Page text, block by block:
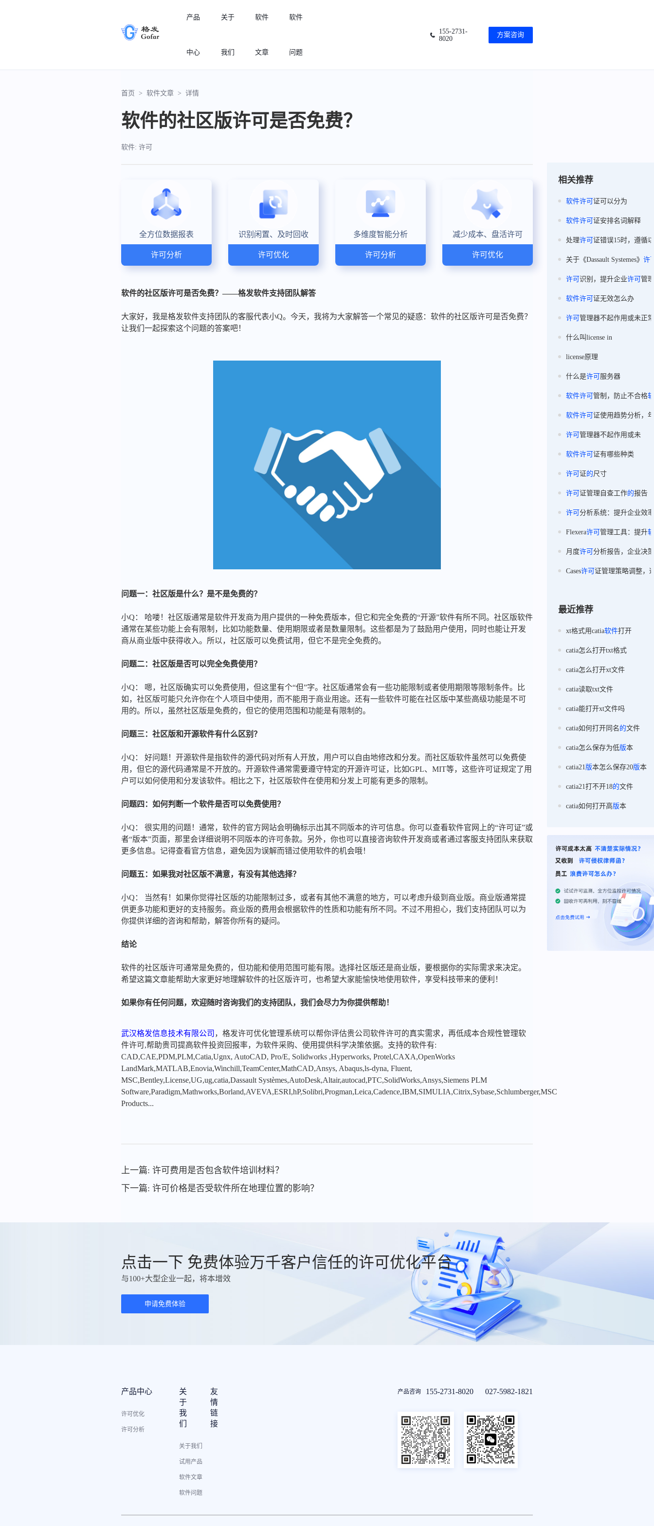
产品
中心
许可分析
实现专业软件许可精细化管理
关于
我们
软件
文章
软件
问题
155-2731-
8020
方案咨询
首页 > 软件文章 > 详情
软件的社区版许可是否免费？
软件: 许可
全方位数据报表
许可分析
识别闲置、及时回收
许可优化
多维度智能分析
许可分析
减少成本、盘活许可
许可优化
软件的社区版许可是否免费？——格发软件支持团队解答
大家好，我是格发软件支持团队的客服代表小Q。今天，我将为大家解答一个常见的疑惑：软件的社区版许可是否免费？
让我们一起探索这个问题的答案吧！
问题一：社区版是什么？是不是免费的？
小Q： 哈喽！社区版通常是软件开发商为用户提供的一种免费版本，但它和完全免费的“开源”软件有所不同。社区版软件
通常在某些功能上会有限制，比如功能数量、使用期限或者是数量限制。这些都是为了鼓励用户使用，同时也能让开发
商从商业版中获得收入。所以，社区版可以免费试用，但它不是完全免费的。
问题二：社区版是否可以完全免费使用？
小Q： 嗯，社区版确实可以免费使用，但这里有个“但”字。社区版通常会有一些功能限制或者使用期限等限制条件。比
如，社区版可能只允许你在个人项目中使用，而不能用于商业用途。还有一些软件可能在社区版中某些高级功能是不可
用的。所以，虽然社区版是免费的，但它的使用范围和功能是有限制的。
问题三：社区版和开源软件有什么区别？
小Q： 好问题！开源软件是指软件的源代码对所有人开放，用户可以自由地修改和分发。而社区版软件虽然可以免费使
用，但它的源代码通常是不开放的。开源软件通常需要遵守特定的开源许可证，比如GPL、MIT等，这些许可证规定了用
户可以如何使用和分发该软件。相比之下，社区版软件在使用和分发上可能有更多的限制。
问题四：如何判断一个软件是否可以免费使用？
小Q： 很实用的问题！通常，软件的官方网站会明确标示出其不同版本的许可信息。你可以查看软件官网上的“许可证”或
者“版本”页面，那里会详细说明不同版本的许可条款。另外，你也可以直接咨询软件开发商或者通过客服支持团队来获取
更多信息。记得查看官方信息，避免因为误解而错过使用软件的机会哦！
问题五：如果我对社区版不满意，有没有其他选择？
小Q： 当然有！如果你觉得社区版的功能限制过多，或者有其他不满意的地方，可以考虑升级到商业版。商业版通常提
供更多功能和更好的支持服务。商业版的费用会根据软件的性质和功能有所不同。不过不用担心，我们支持团队可以为
你提供详细的咨询和帮助，解答你所有的疑问。
结论
软件的社区版许可通常是免费的，但功能和使用范围可能有限。选择社区版还是商业版，要根据你的实际需求来决定。
希望这篇文章能帮助大家更好地理解软件的社区版许可，也希望大家能愉快地使用软件，享受科技带来的便利！
如果你有任何问题，欢迎随时咨询我们的支持团队，我们会尽力为你提供帮助！
武汉格发信息技术有限公司 ，格发许可优化管理系统可以帮你评估贵公司软件许可的真实需求，再低成本合规性管理软
件许可,帮助贵司提高软件投资回报率，为软件采购、使用提供科学决策依据。支持的软件有:
CAD,CAE,PDM,PLM,Catia,Ugnx, AutoCAD, Pro/E, Solidworks ,Hyperworks, Protel,CAXA,OpenWorks
LandMark,MATLAB,Enovia,Winchill,TeamCenter,MathCAD,Ansys, Abaqus,ls-dyna, Fluent,
MSC,Bentley,License,UG,ug,catia,Dassault Systèmes,AutoDesk,Altair,autocad,PTC,SolidWorks,Ansys,Siemens PLM
Software,Paradigm,Mathworks,Borland,AVEVA,ESRI,hP,Solibri,Progman,Leica,Cadence,IBM,SIMULIA,Citrix,Sybase,Schlumberger,MSC
Products...
上一篇: 许可费用是否包含软件培训材料？
下一篇: 许可价格是否受软件所在地理位置的影响？
相关推荐
软件许可 证可以分为
软件许可 证安排名词解释
处理许可 证错误15时，遵循
关于《Dassault Systemes》 许
许可 识别，提升企业许可 管理
软件许可 证无效怎么办
许可 管理器不起作用或未正
什么叫license in
license原理
什么是许可 服务器
软件许可 管制，防止不合格
软件许可 证使用趋势分析，
许可 管理器不起作用或未
软件许可 证有哪些种类
许可 证的尺寸
许可 证管理自查工作的报告
许可 分析系统：提升企业效率
Flexera许可 管理工具：提升
月度许可 分析报告，企业决
Cases许可 证管理策略调整，
最近推荐
xt格式用catia软件打开
catia怎么打开txt格式
catia怎么打开xt文件
catia读取txt文件
catia能打开xt文件吗
catia如何打开同名 的文件
catia怎么保存为低版本
catia21版本怎么保存20版本
catia21打不开18的文件
catia如何打开高版本
点击一下 免费体验万千客户信任的许可优化平台
与100+大型企业一起，将本增效
申请免费体验
产品中心
许可优化
许可分析
关
于
我
们
关于我们
试用产品
软件文章
软件问题
友
情
链
接
产品咨询 155-2731-8020 027-5982-1821